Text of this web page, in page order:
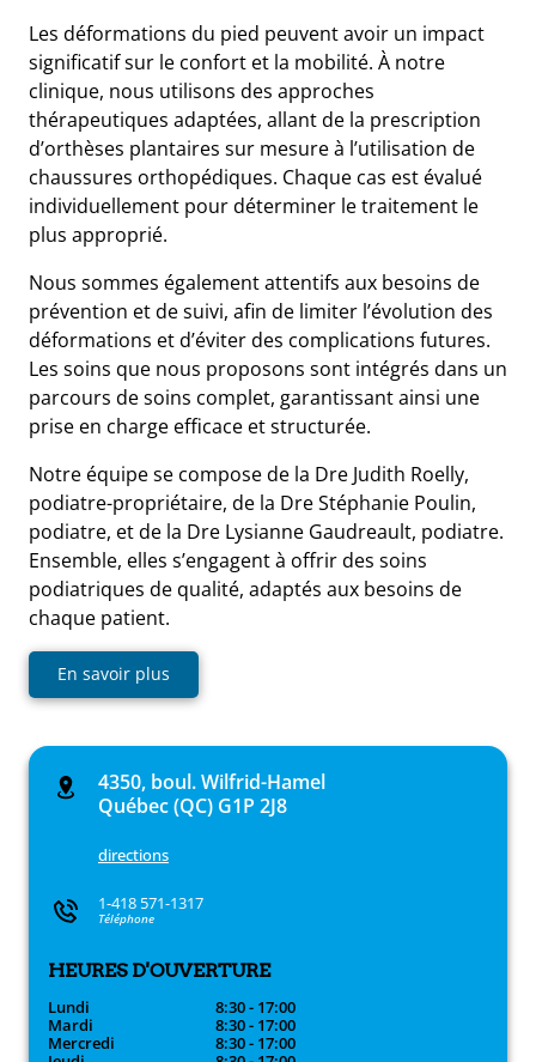
Les déformations du pied peuvent avoir un impact
significatif sur le confort et la mobilité. À notre
clinique, nous utilisons des approches
thérapeutiques adaptées, allant de la prescription
d’orthèses plantaires sur mesure à l’utilisation de
chaussures orthopédiques. Chaque cas est évalué
individuellement pour déterminer le traitement le
plus approprié.
Nous sommes également attentifs aux besoins de
prévention et de suivi, afin de limiter l’évolution des
déformations et d’éviter des complications futures.
Les soins que nous proposons sont intégrés dans un
parcours de soins complet, garantissant ainsi une
prise en charge efficace et structurée.
Notre équipe se compose de la Dre Judith Roelly,
podiatre-propriétaire, de la Dre Stéphanie Poulin,
podiatre, et de la Dre Lysianne Gaudreault, podiatre.
Ensemble, elles s’engagent à offrir des soins
podiatriques de qualité, adaptés aux besoins de
chaque patient.
En savoir plus
4350, boul. Wilfrid-Hamel
Québec (QC) G1P 2J8
directions
1-418 571-1317
Téléphone
HEURES D'OUVERTURE
Lundi
8:30 - 17:00
Mardi
8:30 - 17:00
Mercredi
8:30 - 17:00